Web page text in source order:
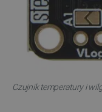
Czujnik temperatury i